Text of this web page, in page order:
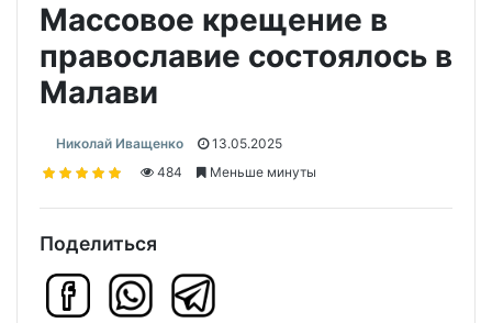
Массовое крещение в
православие состоялось в
Малави
Николай Иващенко
13.05.2025
484
Меньше минуты
Поделиться